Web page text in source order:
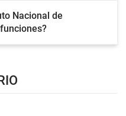
Nacional de